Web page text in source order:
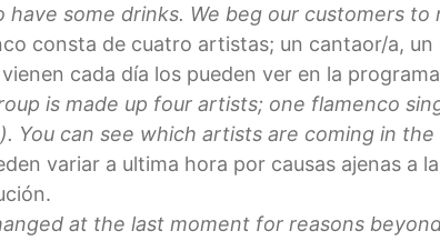
have some drinks. We beg our customers
consta de cuatro artistas; un cantaor/a,
cada día los pueden ver en la
is made up four artists; one flamenco
You can see which artists are coming in
variar a ultima hora por causas ajenas a
at the last moment for reasons